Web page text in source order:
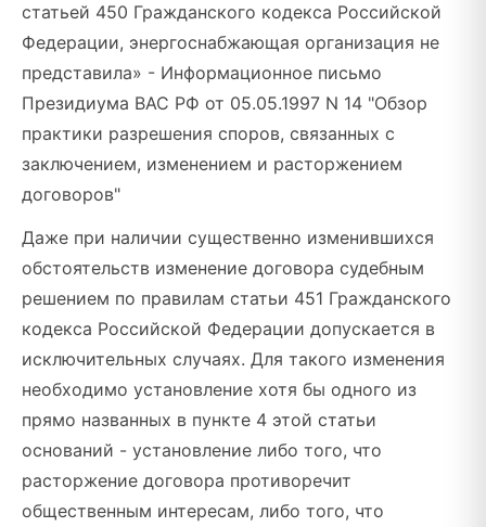
статьей 450 Гражданского кодекса Российской
Федерации, энергоснабжающая организация не
представила» - Информационное письмо
Президиума ВАС РФ от 05.05.1997 N 14 "Обзор
практики разрешения споров, связанных с
заключением, изменением и расторжением
договоров"
Даже при наличии существенно изменившихся
обстоятельств изменение договора судебным
решением по правилам статьи 451 Гражданского
кодекса Российской Федерации допускается в
исключительных случаях. Для такого изменения
необходимо установление хотя бы одного из
прямо названных в пункте 4 этой статьи
оснований - установление либо того, что
расторжение договора противоречит
общественным интересам, либо того, что